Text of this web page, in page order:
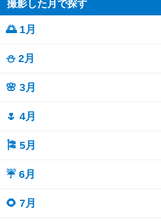
撮影した月で探す
🌅 1月
⛄ 2月
🌸 3月
🌷 4月
🎏 5月
☔ 6月
🌻 7月